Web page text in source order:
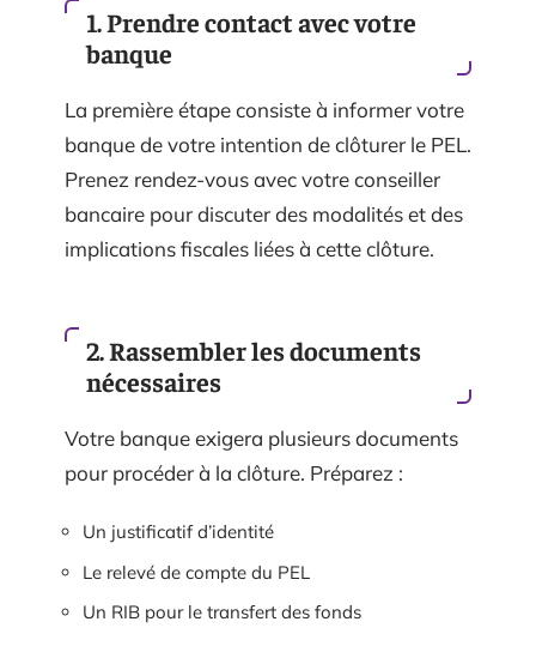
1. Prendre contact avec votre
banque
La première étape consiste à informer votre
banque de votre intention de clôturer le PEL.
Prenez rendez-vous avec votre conseiller
bancaire pour discuter des modalités et des
implications fiscales liées à cette clôture.
2. Rassembler les documents
nécessaires
Votre banque exigera plusieurs documents
pour procéder à la clôture. Préparez :
Un justificatif d’identité
Le relevé de compte du PEL
Un RIB pour le transfert des fonds